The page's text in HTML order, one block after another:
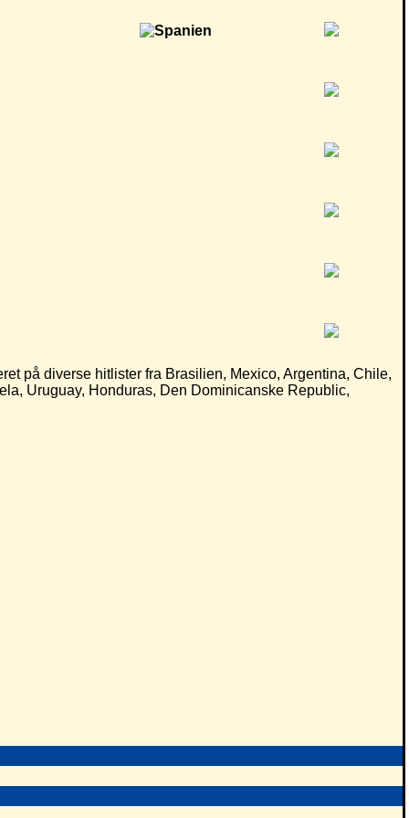
på diverse hitlister fra Brasilien, Mexico, Argentina, Chile,
Uruguay, Honduras, Den Dominicanske Republic,